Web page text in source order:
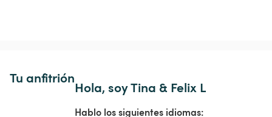
Tu anfitrión
Hola, soy Tina & Felix L
Hablo los siguientes idiomas: